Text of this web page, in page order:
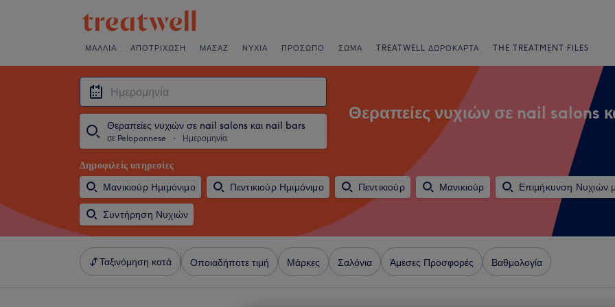
ΜΑΛΛΙΆ ΑΠΟΤΡΊΧΩΣΗ ΜΑΣΆΖ ΝΎΧΙΑ ΠΡΌΣΩΠΟ ΣΏΜΑ TREATWELL ΔΩΡΟΚΆΡΤΑ THE TREATMENT FILES
Θεραπείες νυχιών σε nail salons και nail bars
σε Peloponnese ・ Ημερομηνία
Θεραπείες νυχιών σε nail salons
Δημοφιλείς υπηρεσίες
Μανικιούρ Ημιμόνιμο
Πεντικιούρ Ημιμόνιμο Πεντικιούρ Μανικιούρ Επιμήκυνση Νυχιών
Συντήρηση Νυχιών
Ταξινόμηση κατά Οποιαδήποτε τιμή Μάρκες Σαλόνια Άμεσες Προσφορές Βαθμολογία